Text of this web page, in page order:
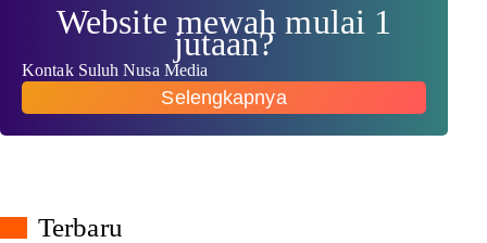
Website mewah mulai 1
jutaan?
Kontak Suluh Nusa Media
Selengkapnya
Terbaru